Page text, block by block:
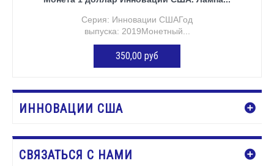
Серия: Инновации СШАГод
выпуска: 2019Монетный...
350,00 руб
ИННОВАЦИИ США
СВЯЗАТЬСЯ С НАМИ